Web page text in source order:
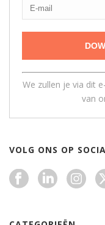
We zullen je via dit
van
VOLG ONS OP